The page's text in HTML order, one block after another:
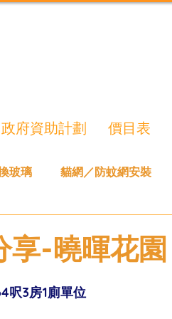
政府資助計劃 價目表
玻璃 貓網／防蚊網安裝
享-曉暉花園
呎3房1廁單位